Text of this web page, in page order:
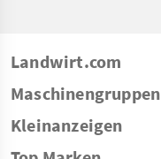
Landwirt.com
Maschinengruppen
Kleinanzeigen